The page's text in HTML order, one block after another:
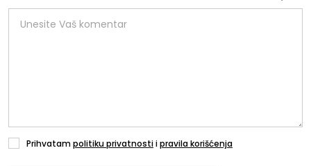
Prihvatampolitiku privatnostiipravila korišćenja